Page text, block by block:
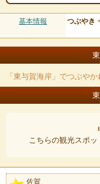
基本情報 つぶやき
「東与賀海岸」でつぶや
こちらの観光スポッ
佐賀